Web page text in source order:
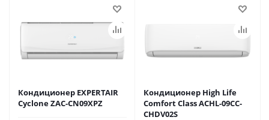
Кондиционер EXPERTAIR
Cyclone ZAC-CN09XPZ
Кондиционер High Life
Comfort Class ACHL-09CC-
CHDV02S